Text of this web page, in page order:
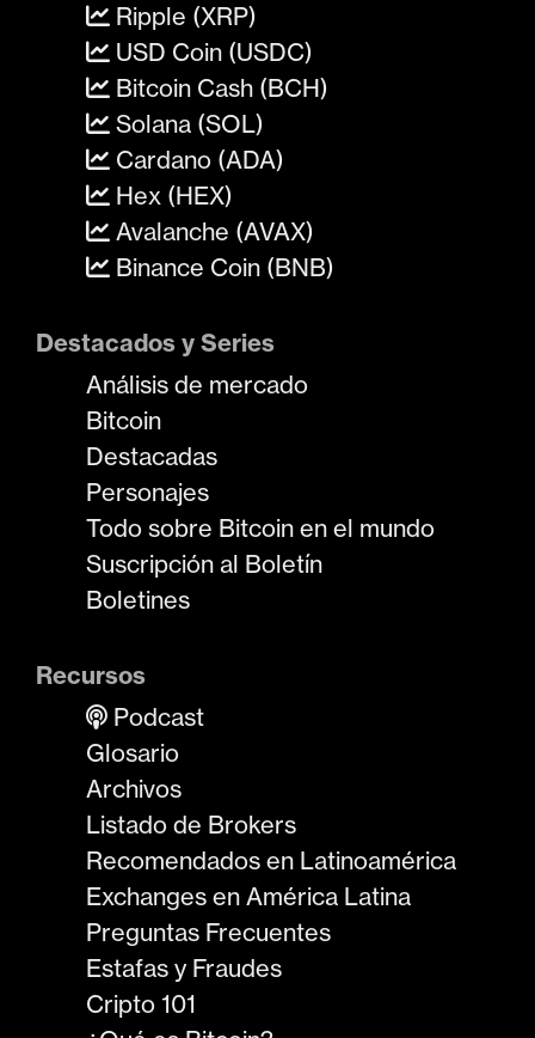
Ripple (XRP)
USD Coin (USDC)
Bitcoin Cash (BCH)
Solana (SOL)
Cardano (ADA)
Hex (HEX)
Avalanche (AVAX)
Binance Coin (BNB)
Destacados y Series
Análisis de mercado
Bitcoin
Destacadas
Personajes
Todo sobre Bitcoin en el mundo
Suscripción al Boletín
Boletines
Recursos
Podcast
Glosario
Archivos
Listado de Brokers
Recomendados en Latinoamérica
Exchanges en América Latina
Preguntas Frecuentes
Estafas y Fraudes
Cripto 101